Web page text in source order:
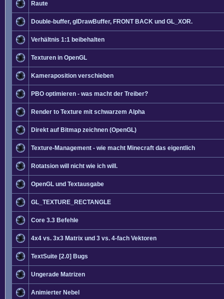
Raute
Double-buffer, glDrawBuffer, FRONT BACK und GL_XOR.
Verhältnis 1:1 beibehalten
Texturen in OpenGL
Kameraposition verschieben
PBO optimieren - was macht der Treiber?
Render to Texture mit schwarzem Alpha
Direkt auf Bitmap zeichnen (OpenGL)
Texture-Management - wie macht Minecraft das eigentlich
Rotatsion will nicht wie ich will.
OpenGL und Textausgabe
GL_TEXTURE_RECTANGLE
Core 3.3 Befehle
4x4 vs. 3x3 Matrix und 3 vs. 4-fach Vektoren
TextSuite [2.0] Bugs
Ungerade Matrizen
Animierter Nebel